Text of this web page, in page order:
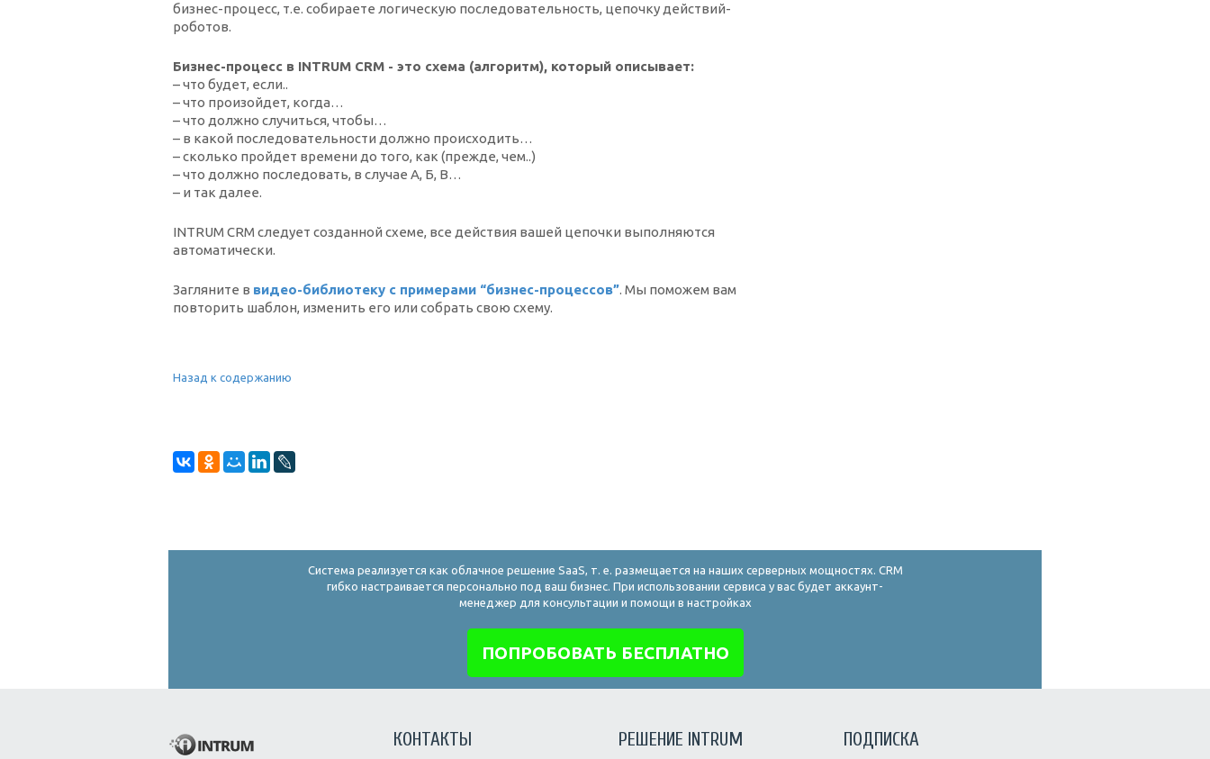
бизнес-процесс, т.е. собираете логическую последовательность, цепочку действий-
роботов.
Бизнес-процесс в INTRUM CRM - это схема (алгоритм), который описывает:
– что будет, если..
– что произойдет, когда…
– что должно случиться, чтобы…
– в какой последовательности должно происходить…
– сколько пройдет времени до того, как (прежде, чем..)
– что должно последовать, в случае А, Б, В…
– и так далее.
INTRUM CRM следует созданной схеме, все действия вашей цепочки выполняются
автоматически.
Загляните в видео-библиотеку с примерами “бизнес-процессов”. Мы поможем вам
повторить шаблон, изменить его или собрать свою схему.
Назад к содержанию
Система реализуется как облачное решение SaaS, т. е. размещается на наших серверных мощностях. CRM
гибко настраивается персонально под ваш бизнес. При использовании сервиса у вас будет аккаунт-
менеджер для консультации и помощи в настройках
ПОПРОБОВАТЬ БЕСПЛАТНО
КОНТАКТЫ РЕШЕНИЕ INTRUM ПОДПИСКА